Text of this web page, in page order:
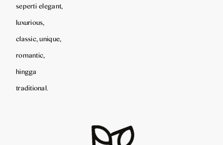
seperti elegant,
luxurious,
classic, unique,
romantic,
hingga
traditional.